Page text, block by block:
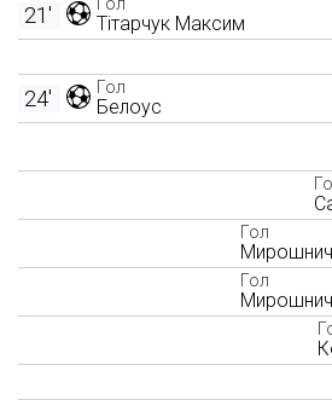
Тітарчук Максим
21'
Гол
Белоус
24'
Гол
Гол